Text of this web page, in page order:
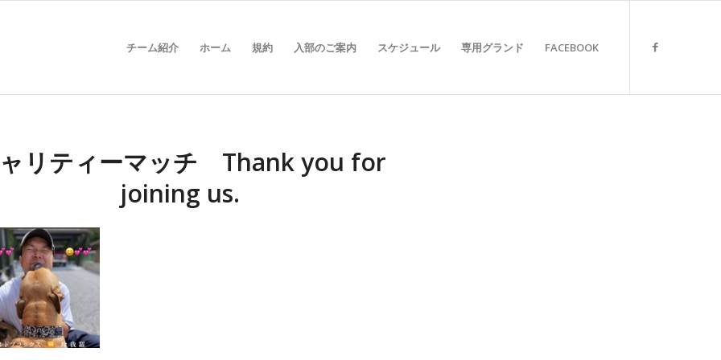
チーム紹介 ホーム 規約 入部のご案内 スケジュール 専用グランド FACEBOOK
リティーマッチ Thank you for
joining us.